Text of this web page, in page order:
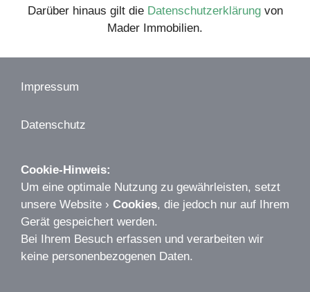
Darüber hinaus gilt die Datenschutzerklärungvon
Mader Immobilien.
Impressum
Datenschutz
Cookie-Hinweis:
Um eine optimale Nutzung zu gewährleisten, setzt
unsere Website › Cookies, die jedoch nur auf Ihrem
Gerät gespeichert werden.
Bei Ihrem Besuch erfassen und verarbeiten wir
keine personenbezogenen Daten.